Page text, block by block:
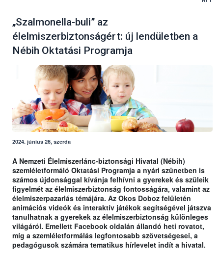
„Szalmonella-buli” az
élelmiszerbiztonságért: új lendületben a
Nébih Oktatási Programja
2024. június 26, szerda
A Nemzeti Élelmiszerlánc-biztonsági Hivatal (Nébih)
szemléletformáló Oktatási Programja a nyári szünetben is
számos újdonsággal kívánja felhívni a gyerekek és szüleik
figyelmét az élelmiszerbiztonság fontosságára, valamint az
élelmiszerpazarlás témájára. Az Okos Doboz felületén
animációs videók és interaktív játékok segítségével játszva
tanulhatnak a gyerekek az élelmiszerbiztonság különleges
világáról. Emellett Facebook oldalán állandó heti rovatot,
míg a szemléletformálás legfontosabb szövetségesei, a
pedagógusok számára tematikus hírlevelet indít a hivatal.